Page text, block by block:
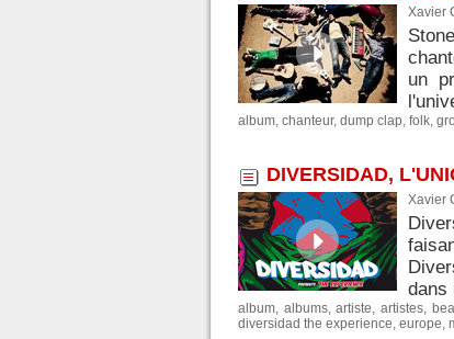
Xavier
un
album, chanteur, dump clap, folk,
DIVERSIDAD,
Xavier
dans
album, albums,artiste,artistes,
diversidad the experience, europe,